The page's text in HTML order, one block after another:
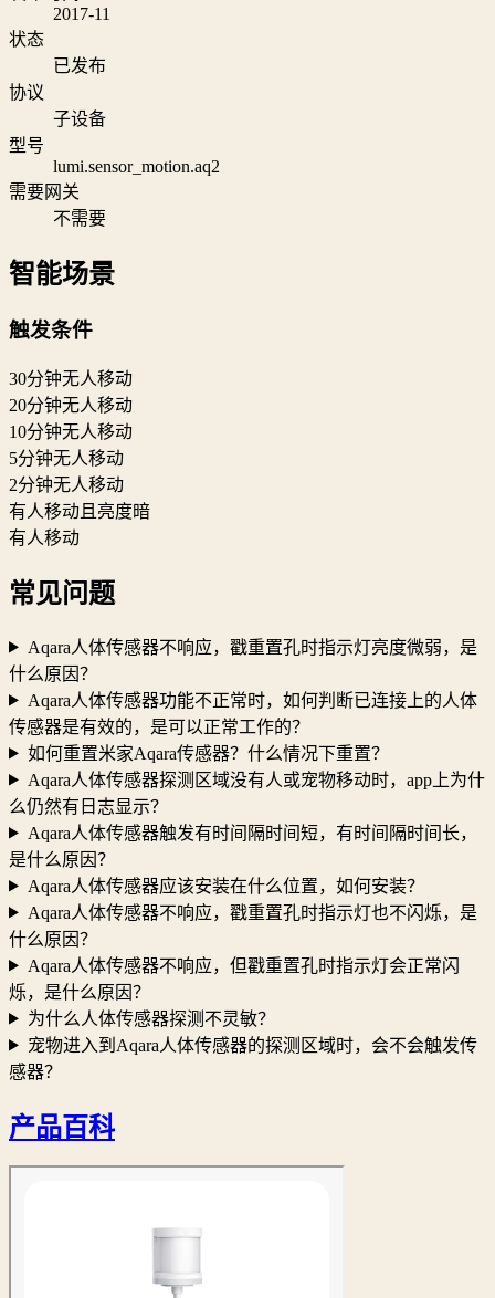
2017-11
状态
已发布
协议
子设备
型号
lumi.sensor_motion.aq2
需要网关
不需要
智能场景
触发条件
30分钟无人移动
20分钟无人移动
10分钟无人移动
5分钟无人移动
2分钟无人移动
有人移动且亮度暗
有人移动
常见问题
Aqara人体传感器不响应，戳重置孔时指示灯亮度微弱，是
什么原因？
Aqara人体传感器功能不正常时，如何判断已连接上的人体
传感器是有效的，是可以正常工作的？
如何重置米家Aqara传感器？什么情况下重置？
Aqara人体传感器探测区域没有人或宠物移动时，app上为什
么仍然有日志显示？
Aqara人体传感器触发有时间隔时间短，有时间隔时间长，
是什么原因？
Aqara人体传感器应该安装在什么位置，如何安装？
Aqara人体传感器不响应，戳重置孔时指示灯也不闪烁，是
什么原因？
Aqara人体传感器不响应，但戳重置孔时指示灯会正常闪
烁，是什么原因？
为什么人体传感器探测不灵敏？
宠物进入到Aqara人体传感器的探测区域时，会不会触发传
感器？
产品百科